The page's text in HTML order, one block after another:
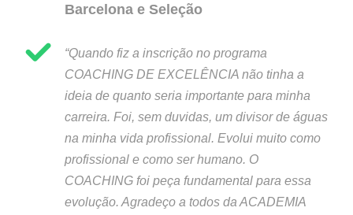
Barcelona e Seleção
“Quando fiz a inscrição no programa
COACHING DE EXCELÊNCIA não tinha a
ideia de quanto seria importante para minha
carreira. Foi, sem duvidas, um divisor de águas
na minha vida profissional. Evolui muito como
profissional e como ser humano. O
COACHING foi peça fundamental para essa
evolução. Agradeço a todos da ACADEMIA